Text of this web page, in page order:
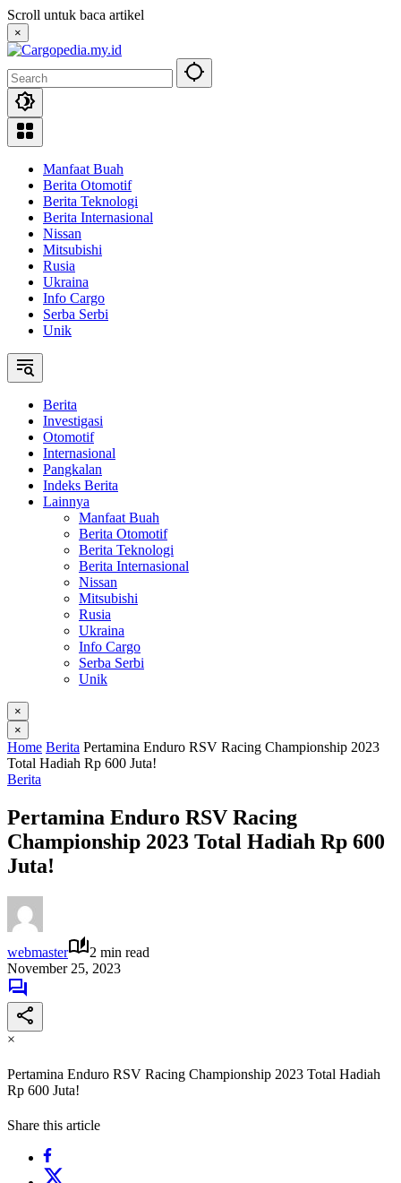
Skip
to
content
Scroll untuk baca artikel
×
Manfaat Buah
Berita Otomotif
Berita Teknologi
Berita Internasional
Nissan
Mitsubishi
Rusia
Ukraina
Info Cargo
Serba Serbi
Unik
Berita
Investigasi
Otomotif
Internasional
Pangkalan
Indeks Berita
Lainnya
Manfaat Buah
Berita Otomotif
Berita Teknologi
Berita Internasional
Nissan
Mitsubishi
Rusia
Ukraina
Info Cargo
Serba Serbi
Unik
×
×
Home Berita Pertamina Enduro RSV Racing Championship 2023
Total Hadiah Rp 600 Juta!
Berita
Pertamina Enduro RSV Racing
Championship 2023 Total Hadiah Rp 600
Juta!
webmaster
2 min read
November 25, 2023
×
Pertamina Enduro RSV Racing Championship 2023 Total Hadiah
Rp 600 Juta!
Share this article